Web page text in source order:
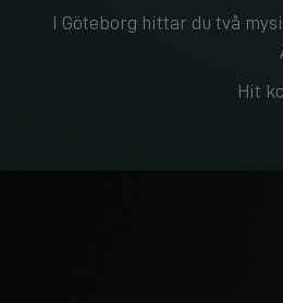
I Göteborg hittar du två
Hit